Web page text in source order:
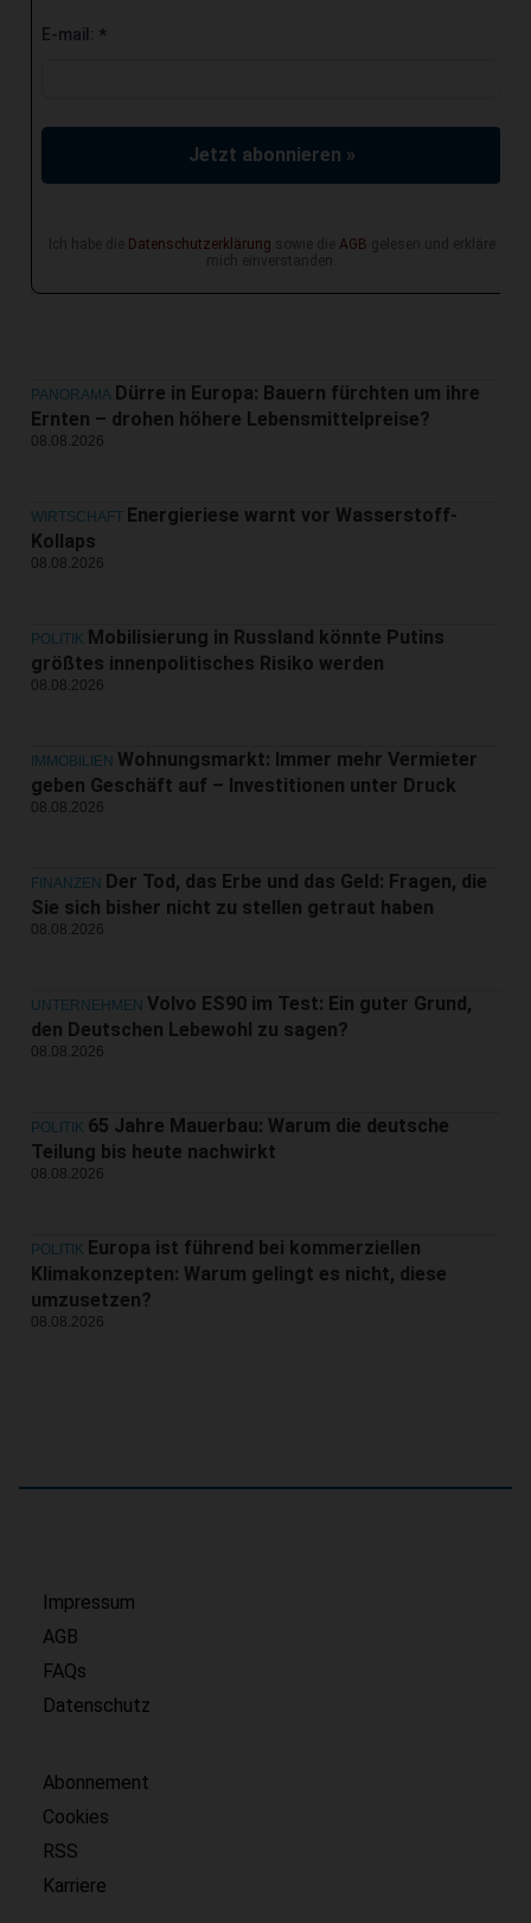
E-mail: *
Jetzt abonnieren »
Ich habe die Datenschutzerklärung sowie die AGB gelesen und erkläre
mich einverstanden.
PANORAMA Dürre in Europa: Bauern fürchten um ihre
Ernten – drohen höhere Lebensmittelpreise?
08.08.2026
WIRTSCHAFT Energieriese warnt vor Wasserstoff-
Kollaps
08.08.2026
POLITIK Mobilisierung in Russland könnte Putins
größtes innenpolitisches Risiko werden
08.08.2026
IMMOBILIEN Wohnungsmarkt: Immer mehr Vermieter
geben Geschäft auf – Investitionen unter Druck
08.08.2026
FINANZEN
Der Tod, das Erbe und das Geld: Fragen, die
Sie sich bisher nicht zu stellen getraut haben
08.08.2026
UNTERNEHMEN Volvo ES90 im Test: Ein guter Grund,
den Deutschen Lebewohl zu sagen?
08.08.2026
POLITIK 65 Jahre Mauerbau: Warum die deutsche
Teilung bis heute nachwirkt
08.08.2026
POLITIK Europa ist führend bei kommerziellen
Klimakonzepten: Warum gelingt es nicht, diese
umzusetzen?
08.08.2026
Impressum
AGB
FAQs
Datenschutz
Abonnement
Cookies
RSS
Karriere